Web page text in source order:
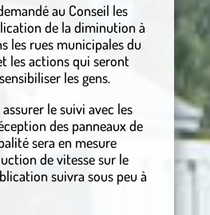
au Conseil les
de la diminution à
les rues municipales du
les actions qui seront
les gens.
le suivi avec les
des panneaux de
sera en mesure
de vitesse sur le
suivra sous peu à